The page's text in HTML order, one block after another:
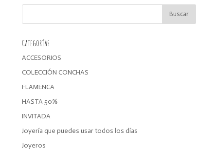
Categorías
ACCESORIOS
COLECCIÓN CONCHAS
FLAMENCA
HASTA 50%
INVITADA
Joyería que puedes usar todos los días
Joyeros